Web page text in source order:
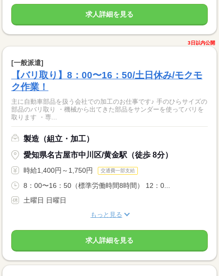
求人詳細を見る
3日以内公開
[一般派遣]
【バリ取り】8：00〜16：50/土日休み/モクモ
ク作業！
主に自動車部品を扱う会社での加工のお仕事です♪ 手のひらサイズの
部品のバリ取り ・機械から出てきた部品をサンダーを使ってバリを
取ります ・専...
製造（組立・加工）
愛知県名古屋市中川区/黄金駅（徒歩 8分）
時給1,400円～1,750円 交通費一部支給
8：00〜16：50（標準労働時間8時間） 12：0...
土曜日 日曜日
もっと見る
求人詳細を見る